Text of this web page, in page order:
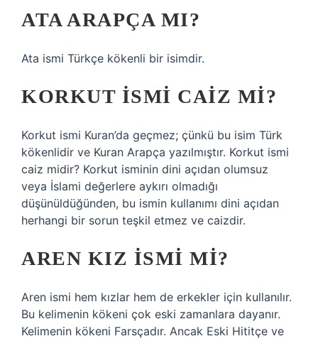
ATA ARAPÇA MI?
Ata ismi Türkçe kökenli bir isimdir.
KORKUT ISMI CAIZ MI?
Korkut ismi Kuran’da geçmez; çünkü bu isim Türk
kökenlidir ve Kuran Arapça yazılmıştır. Korkut ismi
caiz midir? Korkut isminin dini açıdan olumsuz
veya İslami değerlere aykırı olmadığı
düşünüldüğünden, bu ismin kullanımı dini açıdan
herhangi bir sorun teşkil etmez ve caizdir.
AREN KIZ ISMI MI?
Aren ismi hem kızlar hem de erkekler için kullanılır.
Bu kelimenin kökeni çok eski zamanlara dayanır.
Kelimenin kökeni Farsçadır. Ancak Eski Hititçe ve